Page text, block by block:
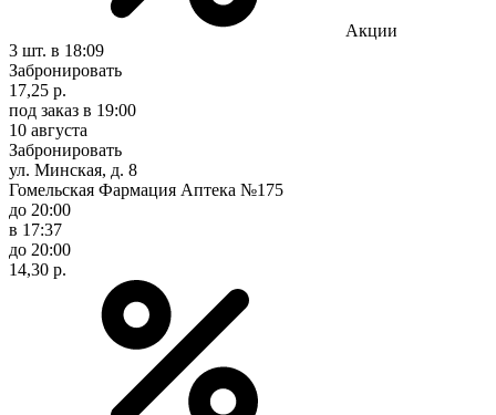
Акции
3 шт. в 18:09
Забронировать
17,25 р.
под заказ в 19:00
10 августа
Забронировать
ул. Минская, д. 8
Гомельская Фармация Аптека №175
до 20:00
в 17:37
до 20:00
14,30 р.